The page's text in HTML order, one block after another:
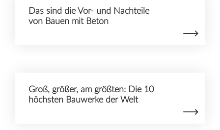
Das sind die Vor- und Nachteile
von Bauen mit Beton
Groß, größer, am größten: Die 10
höchsten Bauwerke der Welt